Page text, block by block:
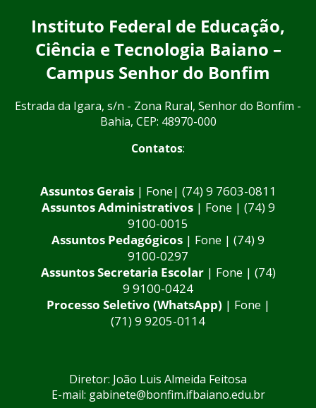
Instituto Federal de Educação,
Ciência e Tecnologia Baiano –
Campus Senhor do Bonfim
Estrada da Igara, s/n - Zona Rural, Senhor do Bonfim -
Bahia, CEP: 48970-000
Contatos:
Assuntos Gerais | Fone| (74) 9 7603-0811
Assuntos Administrativos | Fone | (74) 9
9100-0015
Assuntos Pedagógicos | Fone | (74) 9
9100-0297
Assuntos Secretaria Escolar| Fone | (74)
9 9100-0424
Processo Seletivo (WhatsApp) | Fone |
(71) 9 9205-0114
Diretor: João Luis Almeida Feitosa
E-mail: gabinete@bonfim.ifbaiano.edu.br